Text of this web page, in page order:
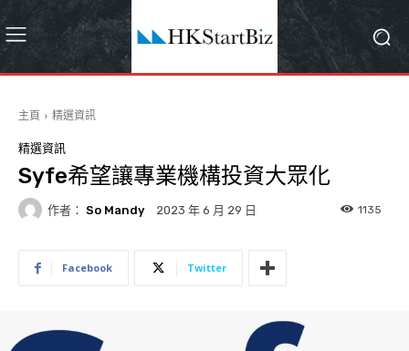
主頁 精選資訊
精選資訊
Syfe希望讓專業機構投資大眾化
作者： So Mandy 2023 年 6 月 29 日 1135
Facebook Twitter